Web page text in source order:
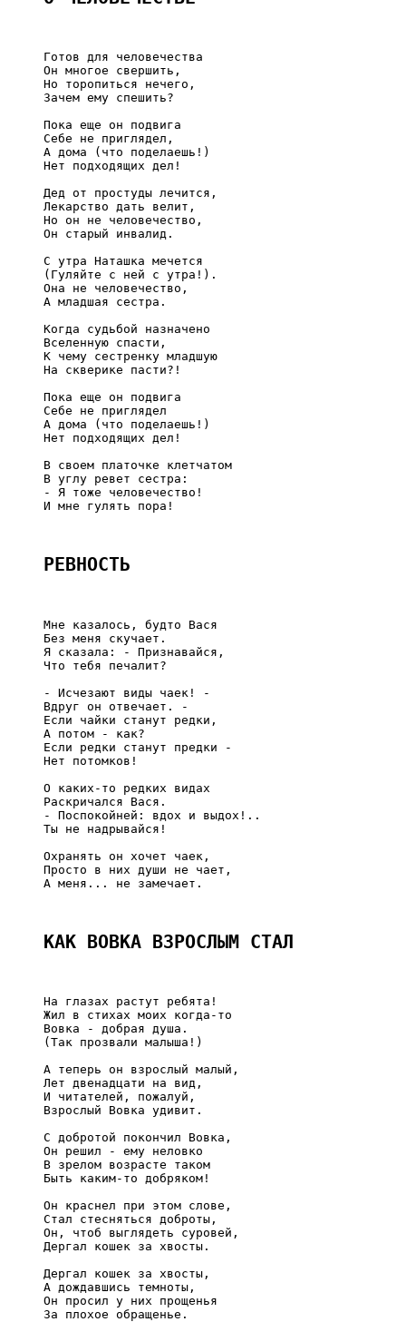
     Готов для человечества
     Он многое свершить,
     Но торопиться нечего,
     Зачем ему спешить?
     Пока еще он подвига
     Себе не приглядел,
     А дома (что поделаешь!)
     Нет подходящих дел!
     Дед от простуды лечится,
     Лекарство дать велит,
     Но он не человечество,
     Он старый инвалид.
     С утра Наташка мечется
     (Гуляйте с ней с утра!).
     Она не человечество,
     А младшая сестра.
     Когда судьбой назначено
     Вселенную спасти,
     К чему сестренку младшую
     На скверике пасти?!
     Пока еще он подвига
     Себе не приглядел
     А дома (что поделаешь!)
     Нет подходящих дел!
     В своем платочке клетчатом
     В углу ревет сестра:
     - Я тоже человечество!
     И мне гулять пора!
РЕВНОСТЬ
     Мне казалось, будто Вася
     Без меня скучает.
     Я сказала: - Признавайся,
     Что тебя печалит?
     - Исчезают виды чаек! -
     Вдруг он отвечает. -
     Если чайки станут редки,
     А потом - как?
     Если редки станут предки -
     Нет потомков!
     О каких-то редких видах
     Раскричался Вася.
     - Поспокойней: вдох и выдох!..
     Ты не надрывайся!
     Охранять он хочет чаек,
     Просто в них души не чает,
     А меня... не замечает.
КАК ВОВКА ВЗРОСЛЫМ СТАЛ
     На глазах растут ребята!
     Жил в стихах моих когда-то
     Вовка - добрая душа.
     (Так прозвали малыша!)
     А теперь он взрослый малый,
     Лет двенадцати на вид,
     И читателей, пожалуй,
     Взрослый Вовка удивит.
     С добротой покончил Вовка,
     Он решил - ему неловко
     В зрелом возрасте таком
     Быть каким-то добряком!
     Он краснел при этом слове,
     Стал стесняться доброты,
     Он, чтоб выглядеть суровей,
     Дергал кошек за хвосты.
     Дергал кошек за хвосты,
     А дождавшись темноты,
     Он просил у них прощенья
     За плохое обращенье.